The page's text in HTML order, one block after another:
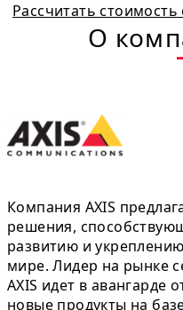
Рассчитать
О
Компания AXIS
решения,
развитию и
мире. Лидер на рынке
AXIS идет в авангарде
новые продукты на